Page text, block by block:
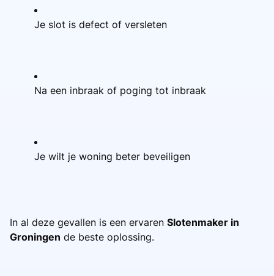
Je slot is defect of versleten
Na een inbraak of poging tot inbraak
Je wilt je woning beter beveiligen
In al deze gevallen is een ervaren Slotenmaker in
Groningen de beste oplossing.